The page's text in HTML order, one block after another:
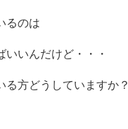
るのは
いんだけど・・・
る方どうしていますか？